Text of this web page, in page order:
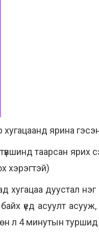
ярина
таарсан
хэрэгтэй)
хугацаа дуустал
байх үед асуулт
л 4 минутын